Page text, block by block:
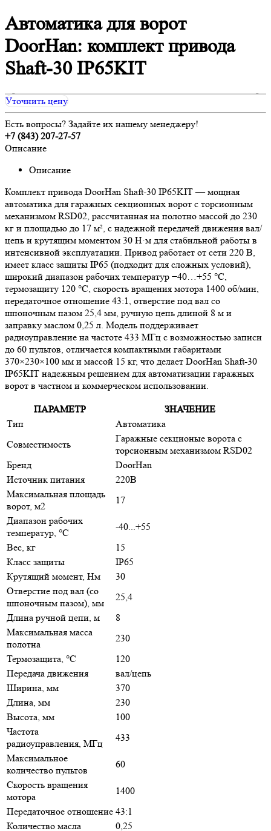
Автоматика для ворот
DoorHan: комплект привода
Shaft-30 IP65KIT
Уточнить цену
Есть вопросы? Задайте их нашему менеджеру!
+7 (843) 207-27-57
Описание
Описание
Комплект привода DoorHan Shaft-30 IP65KIT — мощная
автоматика для гаражных секционных ворот с торсионным
механизмом RSD02, рассчитанная на полотно массой до 230
кг и площадью до 17 м², с надежной передачей движения вал/
цепь и крутящим моментом 30 Н·м для стабильной работы в
интенсивной эксплуатации. Привод работает от сети 220 В,
имеет класс защиты IP65 (подходит для сложных условий),
широкий диапазон рабочих температур −40…+55 °C,
термозащиту 120 °C, скорость вращения мотора 1400 об/мин,
передаточное отношение 43:1, отверстие под вал со
шпоночным пазом 25,4 мм, ручную цепь длиной 8 м и
заправку маслом 0,25 л. Модель поддерживает
радиоуправление на частоте 433 МГц с возможностью записи
до 60 пультов, отличается компактными габаритами
370×230×100 мм и массой 15 кг, что делает DoorHan Shaft-30
IP65KIT надежным решением для автоматизации гаражных
ворот в частном и коммерческом использовании.
ПАРАМЕТР
ЗНАЧЕНИЕ
Тип
Автоматика
Совместимость
Гаражные секционые ворота с
торсионным механизмом RSD02
Бренд
DoorHan
Источник питания
220В
Максимальная площадь
ворот, м2
17
Диапазон рабочих
температур, °С
-40...+55
Вес, кг
15
Класс защиты
IP65
Крутящий момент, Нм
30
Отверстие под вал (со
шпоночным пазом), мм
25,4
Длина ручной цепи, м
8
Максимальная масса
полотна
230
Термозащита, °С
120
Передача движения
вал/цепь
Ширина, мм
370
Длина, мм
230
Высота, мм
100
Частота
радиоуправления, МГц
433
Максимальное
количество пультов
60
Скорость вращения
мотора
1400
Передаточное отношение 43:1
Количество масла
0,25